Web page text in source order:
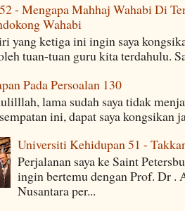
- Mengapa Mahhaj Wahabi Di
Wahabi
yang ketiga ini ingin saya
tuan-tuan guru kita terdahulu.
Pada Persoalan 130
lama sudah saya tidak
ini, dapat saya kongsikan
Universiti Kehidupan 51 -
Perjalanan saya ke Saint
ingin bertemu dengan Prof. Dr
Nusantara per...